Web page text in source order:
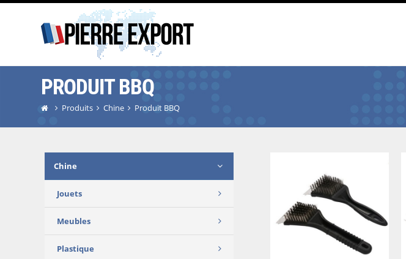
PRODUIT BBQ
Produits Chine Produit BBQ
Chine
Jouets
Meubles
Plastique